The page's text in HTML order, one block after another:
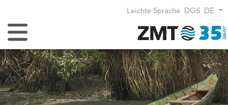
Leichte Sprache DGS DE
Navigation umschalten